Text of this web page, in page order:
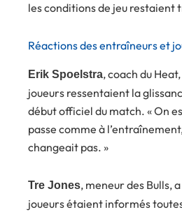
les conditions de jeu restaient
Réactions des entraîneurs et
Erik Spoelstra, coach du
joueurs ressentaient la
début officiel du match. « On
passe comme à
changeait pas. »
Tre Jones, meneur des Bulls,
joueurs étaient informés